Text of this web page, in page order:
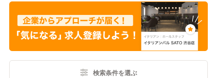
検索条件を選ぶ